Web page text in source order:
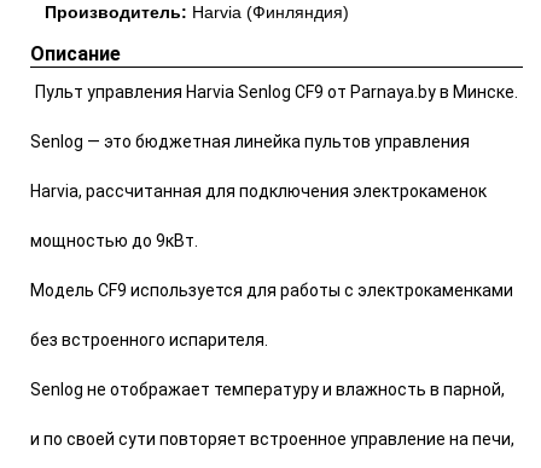
Производитель: Harvia (Финляндия)
Описание
Пульт управления Harvia Senlog CF9 от Parnaya.by в Минске.
Senlog — это бюджетная линейка пультов управления
Harvia, рассчитанная для подключения электрокаменок
мощностью до 9кВт.
Модель СF9 используется для работы с электрокаменками
без встроенного испарителя.
Senlog не отображает температуру и влажность в парной,
и по своей сути повторяет встроенное управление на печи,